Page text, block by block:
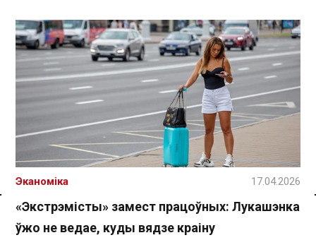
Спасылка без VPN
«Экстрэмісты» замест працоўных: Лукашэнка
ўжо не ведае, куды вядзе краіну
Эканоміка 17.04.2026